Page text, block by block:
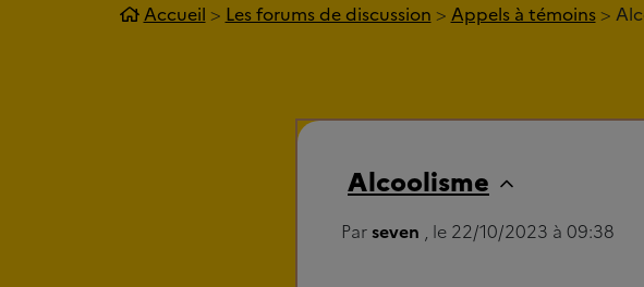
Accueil Les forums de discussion Appels à témoins
Alcoolisme
Parseven , le 22/10/2023 à 09:38